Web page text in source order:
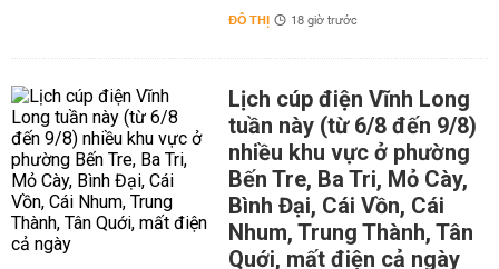
ĐÔ THỊ 18 giờ trước
Lịch cúp điện Vĩnh Long
tuần này (từ 6/8 đến 9/8)
nhiều khu vực ở phường
Bến Tre, Ba Tri, Mỏ Cày,
Bình Đại, Cái Vồn, Cái
Nhum, Trung Thành, Tân
Quới, mất điện cả ngày